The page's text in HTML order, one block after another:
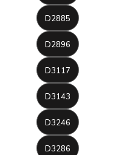
D2885
D2896
D3117
D3143
D3246
D3286